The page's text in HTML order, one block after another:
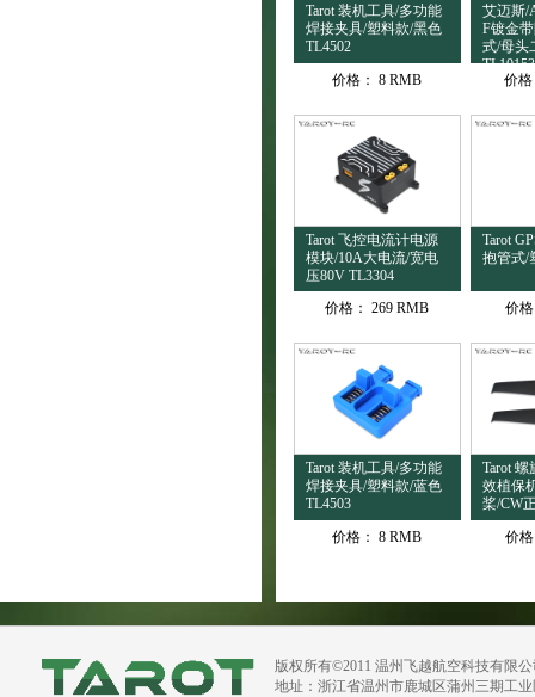
Tarot 装机工具/多功能
焊接夹具/塑料款/黑色
TL4502
价格： 8 RMB
艾迈斯/
F镀金
式/母头
TL10153
价
Tarot 飞控电流计电源
模块/10A大电流/宽电
压80V TL3304
价格： 269 RMB
Tarot
抱管式/
价
Tarot 装机工具/多功能
焊接夹具/塑料款/蓝色
TL4503
价格： 8 RMB
Tarot 螺
效植保
桨/CW
价
版权所有©2011 温州飞越航空科技有限
地址：浙江省温州市鹿城区蒲州三期工业